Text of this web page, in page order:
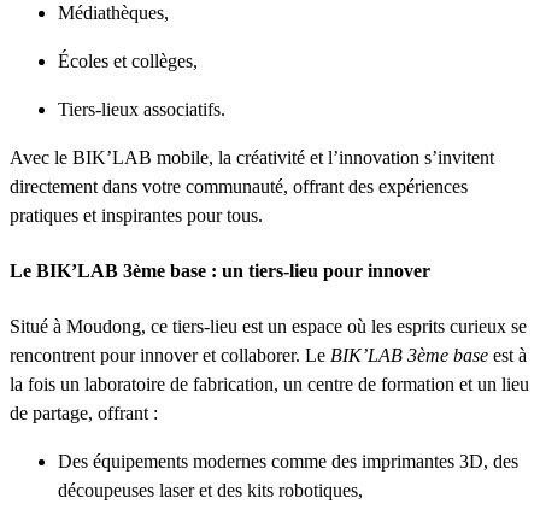
Médiathèques,
Écoles et collèges,
Tiers-lieux associatifs.
Avec le BIK’LAB mobile, la créativité et l’innovation s’invitent
directement dans votre communauté, offrant des expériences
pratiques et inspirantes pour tous.
Le BIK’LAB 3ème base : un tiers-lieu pour innover
Situé à Moudong, ce tiers-lieu est un espace où les esprits curieux se
rencontrent pour innover et collaborer. Le BIK’LAB 3ème base est à
la fois un laboratoire de fabrication, un centre de formation et un lieu
de partage, offrant :
Des équipements modernes comme des imprimantes 3D, des
découpeuses laser et des kits robotiques,